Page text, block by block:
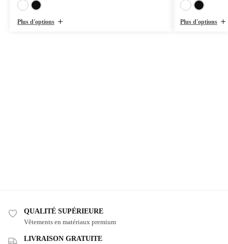
Plus d'options Plus d'options
QUALITÉ SUPÉRIEURE
Vêtements en matériaux premium
LIVRAISON GRATUITE